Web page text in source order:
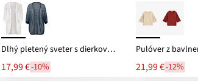
Dlhý pletený sveter s dierkovaným vzorom
17,99 €-10% 21,99 €-12%